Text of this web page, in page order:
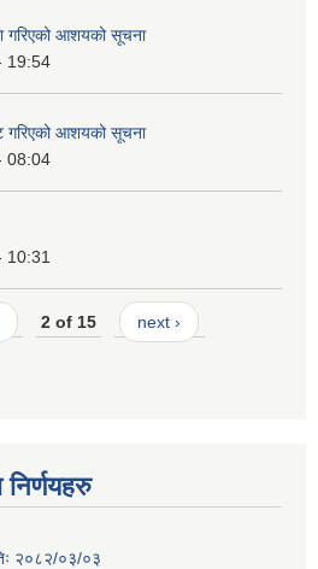
गरिएको आशयको सूचना
19:54
गरिएको आशयको सूचना
08:04
10:31
2 of 15 next ›
निर्णयहरु
२०८२/०३/०३